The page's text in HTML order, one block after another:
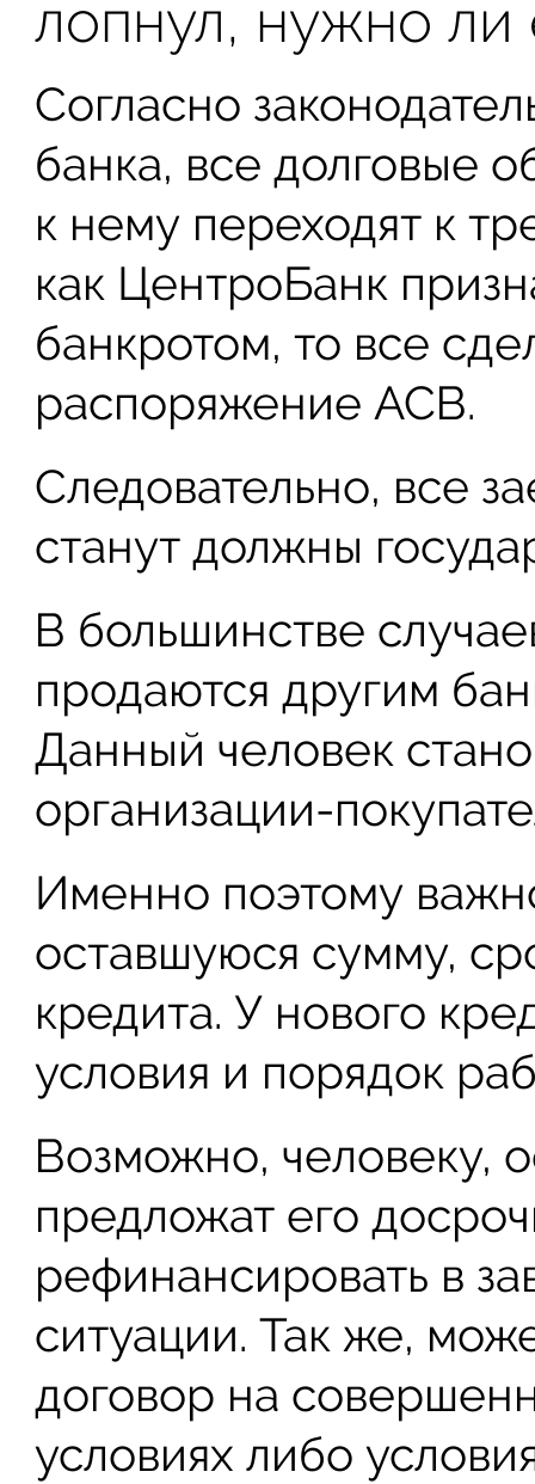
лопнул, нужно ли
Согласно
банка, все долговые
к нему переходят к
как ЦентроБанк
банкротом, то все
распоряжение АСВ.
Следовательно, все
станут должны
В большинстве
продаются другим
Данный человек
организации-
Именно поэтому
оставшуюся сумму,
кредита. У нового
условия и порядок
Возможно, человеку,
предложат его
рефинансировать в
ситуации. Так же,
договор на
условиях либо